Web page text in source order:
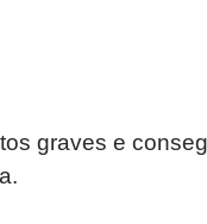
graves e